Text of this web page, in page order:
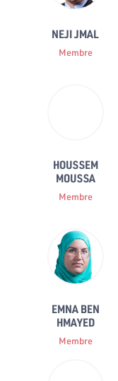
NEJI JMAL
Membre
HOUSSEM
MOUSSA
Membre
EMNA BEN
HMAYED
Membre